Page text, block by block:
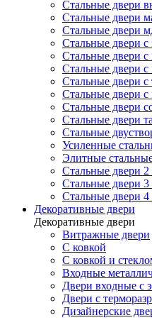
Стальные двери
Стальные двери
Стальные двери
Стальные двери с
Стальные двери с
Стальные двери
Стальные двери
Стальные двери
Стальные двери
Стальные двери
Стальные
Усиленные
Элитные
Стальные двери
Стальные двери
Стальные двери
Декоративные двери
Декоративные двери
Витражные двери
С ковкой
С ковкой и
Входные
Двери входные с
Двери с
Дизайнерские